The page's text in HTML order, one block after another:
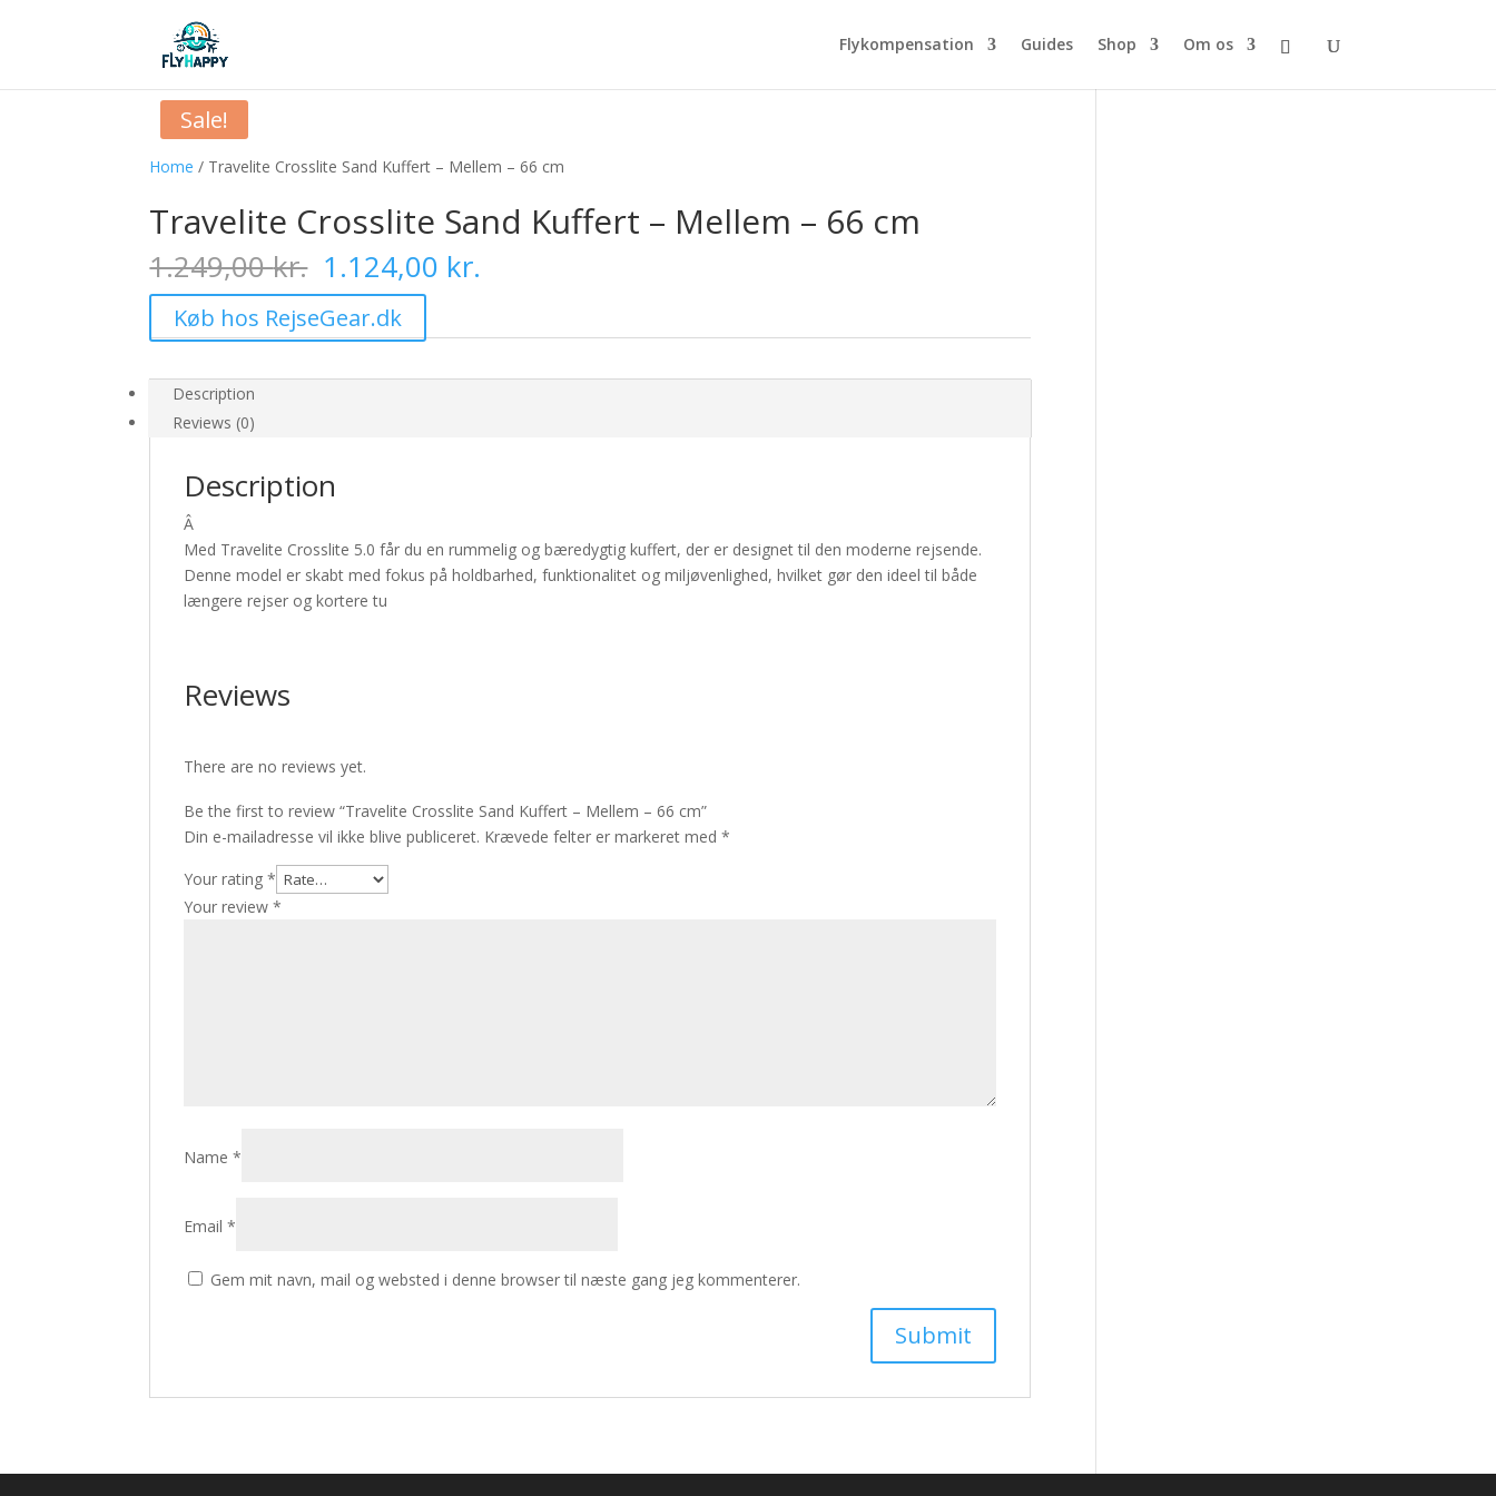
Flykompensation Guides Shop Om os
Home / Travelite Crosslite Sand Kuffert – Mellem – 66 cm
Sale!
Travelite Crosslite Sand Kuffert – Mellem – 66 cm
1.249,00kr. Original
price
was:
1.249,00 kr..
1.124,00 kr.
1.124,00 kr..
Køb hos RejseGear.dk
Description
Reviews (0)
Description
Â
Med Travelite Crosslite 5.0 får du en rummelig og bæredygtig kuffert, der er designet til den moderne rejsende.
Denne model er skabt med fokus på holdbarhed, funktionalitet og miljøvenlighed, hvilket gør den ideel til både
længere rejser og kortere tu
Reviews
There are no reviews yet.
Be the first to review “Travelite Crosslite Sand Kuffert – Mellem – 66 cm”
Din e-mailadresse vil ikke blive publiceret. Krævede felter er markeret med*
Your rating*
Your review*
Name*
Email*
Gem mit navn, mail og websted i denne browser til næste gang jeg kommenterer.